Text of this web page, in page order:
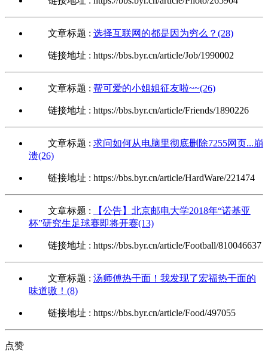
文章标题 : 选择互联网的都是因为穷么？(28)
链接地址 : https://bbs.byr.cn/article/Job/1990002
文章标题 : 帮可爱的小姐姐征友啦~~(26)
链接地址 : https://bbs.byr.cn/article/Friends/1890226
文章标题 : 求问如何从电脑里彻底删除7255网页...崩
溃(26)
链接地址 : https://bbs.byr.cn/article/HardWare/221474
文章标题 :
【公告】北京邮电大学2018年“诺基亚
杯”研究生足球赛即将开赛(13)
链接地址 : https://bbs.byr.cn/article/Football/810046637
文章标题 : 汤师傅热干面！我发现了宏福热干面的
味道嗷！(8)
链接地址 : https://bbs.byr.cn/article/Food/497055
点赞